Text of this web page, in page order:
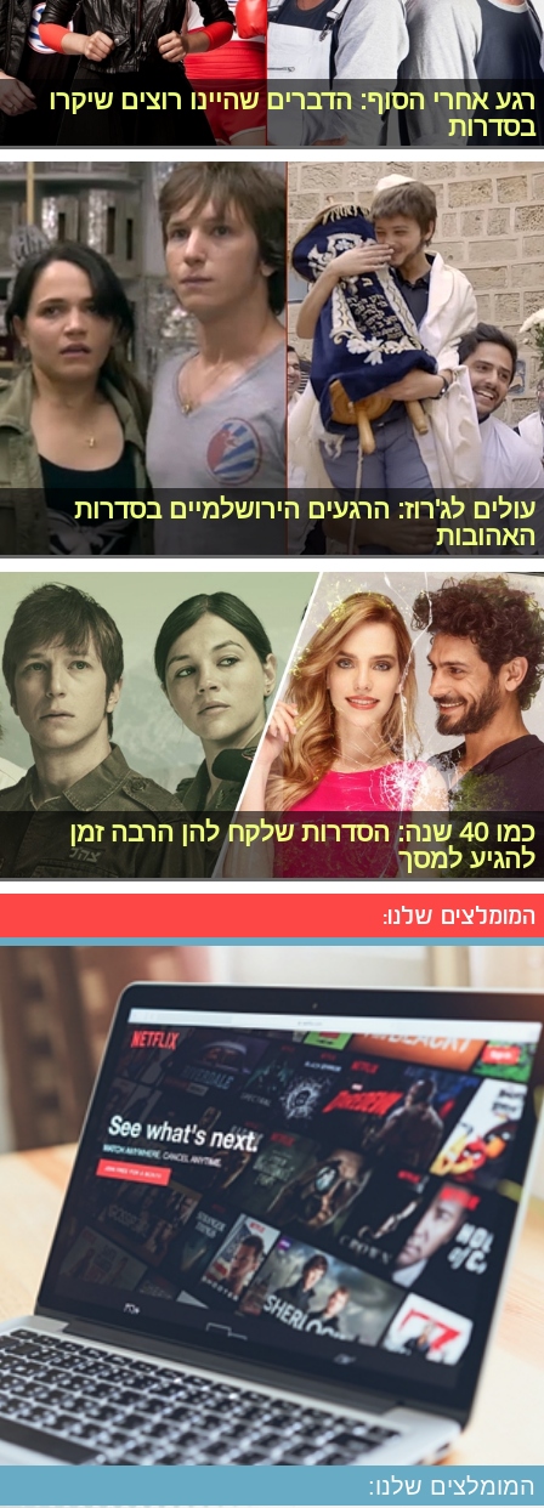
רגע אחרי הסוף: הדברים שהיינו רוצים שיקרו
בסדרות
עולים לג'רוז: הרגעים הירושלמיים בסדרות
האהובות
כמו 40 שנה: הסדרות שלקח להן הרבה זמן
להגיע למסך
המומלצים שלנו:
המומלצים שלנו: